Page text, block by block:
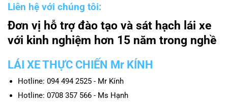
Liên hệ với chúng tôi:
Đơn vị hỗ trợ đào tạo và sát hạch lái xe
với kinh nghiệm hơn 15 năm trong nghề
LÁI XE THỰC CHIẾN Mr KÍNH
Hotline: 094 494 2525 - Mr Kính
Hotline: 0708 357 566 - Ms Hạnh